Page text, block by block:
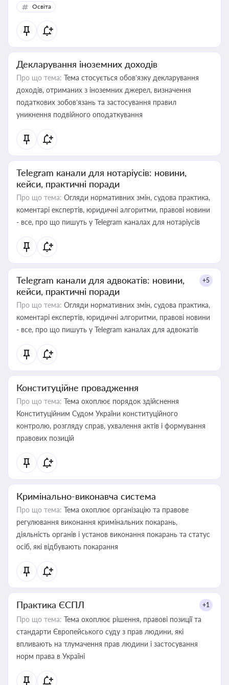
Освіта
Декларування іноземних доходів
Про що тема: Тема стосується обов’язку декларування
доходів, отриманих з іноземних джерел, визначення
податкових зобов’язань та застосування правил
уникнення подвійного оподаткування
Telegram канали для нотаріусів: новини,
кейси, практичні поради
Про що тема: Огляди нормативних змін, судова практика,
коментарі експертів, юридичні алгоритми, правові новини
- все, про що пишуть у Telegram каналах для нотаріусів
Telegram канали для адвокатів: новини,
кейси, практичні поради
+5
Про що тема: Огляди нормативних змін, судова практика,
коментарі експертів, юридичні алгоритми, правові новини
- все, про що пишуть у Telegram каналах для адвокатів
Конституційне провадження
Про що тема: Тема охоплює порядок здійснення
Конституційним Судом України конституційного
контролю, розгляду справ, ухвалення актів і формування
правових позицій
Кримінально-виконавча система
Про що тема: Тема охоплює організацію та правове
регулювання виконання кримінальних покарань,
діяльність органів і установ виконання покарань та статус
осіб, які відбувають покарання
Практика ЄСПЛ +1
Про що тема: Тема охоплює рішення, правові позиції та
стандарти Європейського суду з прав людини, які
впливають на тлумачення прав людини і застосування
норм права в Україні